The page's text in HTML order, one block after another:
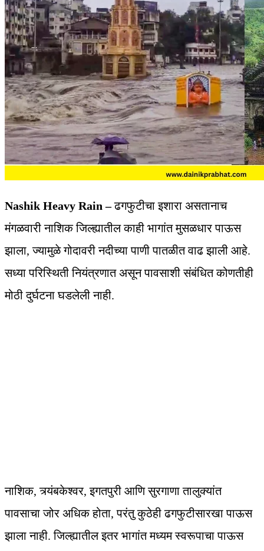
Nashik Heavy Rain –ढगफुटीचा इशारा असतानाच
मंगळवारी नाशिक जिल्ह्यातील काही भागांत मुसळधार पाऊस
झाला, ज्यामुळे गोदावरी नदीच्या पाणी पातळीत वाढ झाली आहे.
सध्या परिस्थिती नियंत्रणात असून पावसाशी संबंधित कोणतीही
मोठी दुर्घटना घडलेली नाही.
नाशिक, त्र्यंबकेश्वर, इगतपुरी आणि सुरगाणा तालुक्यांत
पावसाचा जोर अधिक होता, परंतु कुठेही ढगफुटीसारखा पाऊस
झाला नाही. जिल्ह्यातील इतर भागांत मध्यम स्वरूपाचा पाऊस